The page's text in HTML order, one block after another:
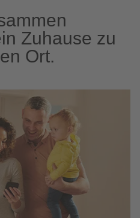
Zuhause zu
Ort.